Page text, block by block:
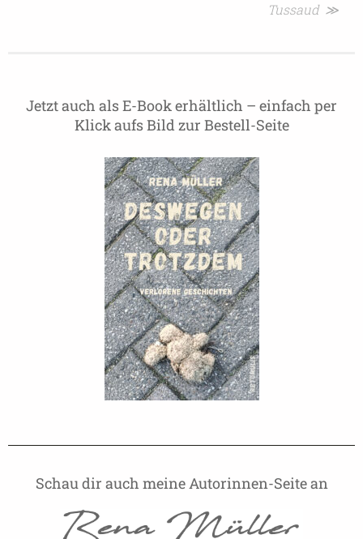
Tussaud ≫
Jetzt auch als E-Book erhältlich – einfach per
Klick aufs Bild zur Bestell-Seite
Schau dir auch meine Autorinnen-Seite an